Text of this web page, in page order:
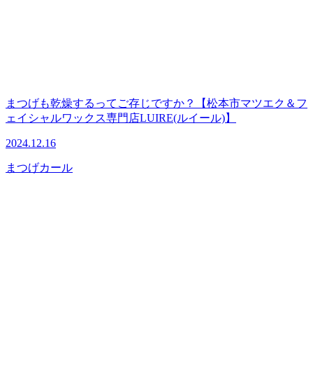
まつげも乾燥するってご存じですか？【松本市マツエク＆フ
ェイシャルワックス専門店LUIRE(ルイール)】
2024.12.16
まつげカール